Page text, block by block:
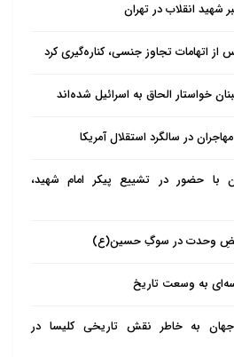
شهید انقلاب در تهران
از اتهامات تجاوز جنسی، کناره‌گیری کرد
خواستار الحاق به اسرائیل شده‌اند
در سالگرد استقلال آمریکا
با حضور در تشییع پیکر امام شهید،
نبضِ وحدت در سوگِ حسین(ع)
به وسعت تاریخ
جهان به خاطر نقش تاریخی کلیسا در